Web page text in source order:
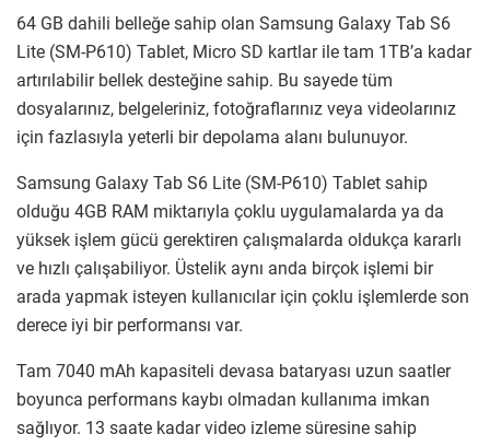
64 GB dahili belleğe sahip olan Samsung Galaxy Tab S6
Lite (SM-P610) Tablet, Micro SD kartlar ile tam 1TB’a kadar
artırılabilir bellek desteğine sahip. Bu sayede tüm
dosyalarınız, belgeleriniz, fotoğraflarınız veya videolarınız
için fazlasıyla yeterli bir depolama alanı bulunuyor.
Samsung Galaxy Tab S6 Lite (SM-P610) Tablet sahip
olduğu 4GB RAM miktarıyla çoklu uygulamalarda ya da
yüksek işlem gücü gerektiren çalışmalarda oldukça kararlı
ve hızlı çalışabiliyor. Üstelik aynı anda birçok işlemi bir
arada yapmak isteyen kullanıcılar için çoklu işlemlerde son
derece iyi bir performansı var.
Tam 7040 mAh kapasiteli devasa bataryası uzun saatler
boyunca performans kaybı olmadan kullanıma imkan
sağlıyor. 13 saate kadar video izleme süresine sahip